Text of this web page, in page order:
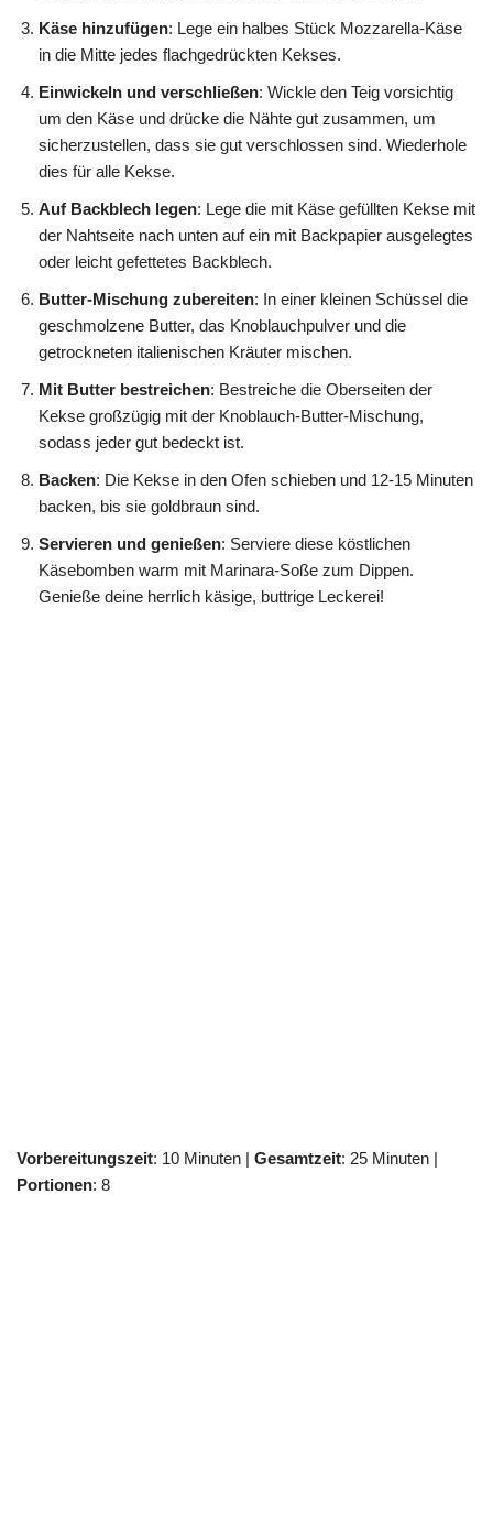
Käse hinzufügen: Lege ein halbes Stück Mozzarella-Käse
in die Mitte jedes flachgedrückten Kekses.
Einwickeln und verschließen: Wickle den Teig vorsichtig
um den Käse und drücke die Nähte gut zusammen, um
sicherzustellen, dass sie gut verschlossen sind. Wiederhole
dies für alle Kekse.
Auf Backblech legen: Lege die mit Käse gefüllten Kekse mit
der Nahtseite nach unten auf ein mit Backpapier ausgelegtes
oder leicht gefettetes Backblech.
Butter-Mischung zubereiten: In einer kleinen Schüssel die
geschmolzene Butter, das Knoblauchpulver und die
getrockneten italienischen Kräuter mischen.
Mit Butter bestreichen: Bestreiche die Oberseiten der
Kekse großzügig mit der Knoblauch-Butter-Mischung,
sodass jeder gut bedeckt ist.
Backen: Die Kekse in den Ofen schieben und 12-15 Minuten
backen, bis sie goldbraun sind.
Servieren und genießen: Serviere diese köstlichen
Käsebomben warm mit Marinara-Soße zum Dippen.
Genieße deine herrlich käsige, buttrige Leckerei!
Vorbereitungszeit: 10 Minuten | Gesamtzeit: 25 Minuten |
Portionen: 8